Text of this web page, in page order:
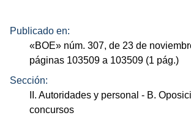
Publicado en:
«BOE» núm. 307, de 23 de
páginas 103509 a 103509 (1 pág.)
Sección:
II. Autoridades y personal - B.
concursos